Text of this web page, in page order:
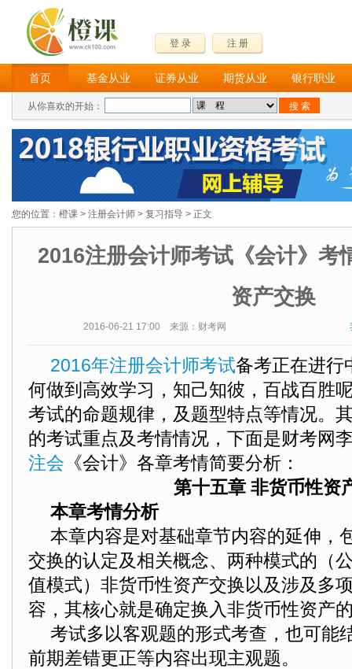
登 录 注 册
首页 基金从业 证券从业 期货从业 银行职业
从你喜欢的开始：
您的位置： 橙课 > 注册会计师 > 复习指导 > 正文
2016注册会计师考试《会计》考
资产交换
2016-06-21 17:00 来源：财考网
2016年注册会计师考试备考正在进行
何做到高效学习，知己知彼，百战百胜
考试的命题规律，及题型特点等情况。
的考试重点及考情情况，下面是财考网
注会 《会计》各章考情简要分析：
第十五章 非货币性资
本章考情分析
本章内容是对基础章节内容的延伸，
交换的认定及相关概念、两种模式的（
值模式）非货币性资产交换以及涉及多
容，其核心就是确定换入非货币性资产
考试多以客观题的形式考查，也可能
前期差错更正等内容出现主观题。